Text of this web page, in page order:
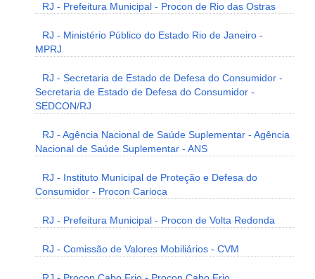
RJ - Prefeitura Municipal - Procon de Rio das Ostras
RJ - Ministério Público do Estado Rio de Janeiro -
MPRJ
RJ - Secretaria de Estado de Defesa do Consumidor -
Secretaria de Estado de Defesa do Consumidor -
SEDCON/RJ
RJ - Agência Nacional de Saúde Suplementar - Agência
Nacional de Saúde Suplementar - ANS
RJ - Instituto Municipal de Proteção e Defesa do
Consumidor - Procon Carioca
RJ - Prefeitura Municipal - Procon de Volta Redonda
RJ - Comissão de Valores Mobiliários - CVM